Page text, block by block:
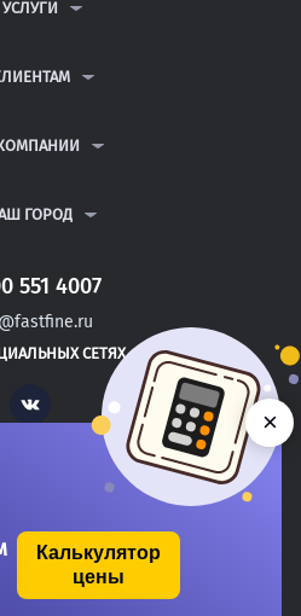
УСЛУГИ
РАБОТЫ
И ОТВЕТЫ
ГОРОД
ПЕТЕРБУРГ
БИЙСК
551 4007
СЕТЯХ
Vk
2026 FastFine.ru
Калькулятор
цены
×